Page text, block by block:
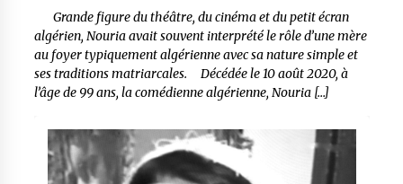
Grande figure du théâtre, du cinéma et du petit écran
algérien, Nouria avait souvent interprété le rôle d’une mère
au foyer typiquement algérienne avec sa nature simple et
ses traditions matriarcales. Décédée le 10 août 2020, à
l’âge de 99 ans, la comédienne algérienne, Nouria […]